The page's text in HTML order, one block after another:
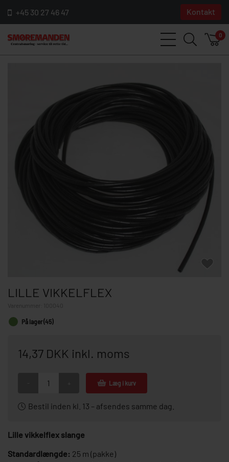
+45 30 27 46 47 Kontakt
0
LILLE VIKKELFLEX
100040
På lager (45)
14,37 DKK inkl. moms
Læg i kurv
Bestil inden kl. 13 – afsendes samme dag.
Lille vikkelflex slange
Standardlængde: 25 m (pakke)